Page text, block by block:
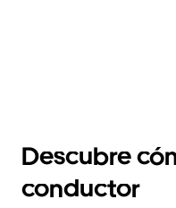
Descubre
conductor